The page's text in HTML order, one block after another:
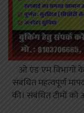
ओ एंड एम विभागों
संबंधित महत्वपूर्ण
की। संबंधित टीमों को